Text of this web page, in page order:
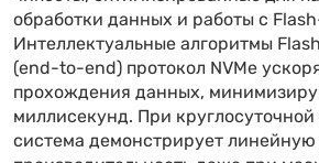
обработки данных и работы с
Интеллектуальные алгоритмы
(end-to-end) протокол NVMe
прохождения данных,
миллисекунд. При
система демонстрирует